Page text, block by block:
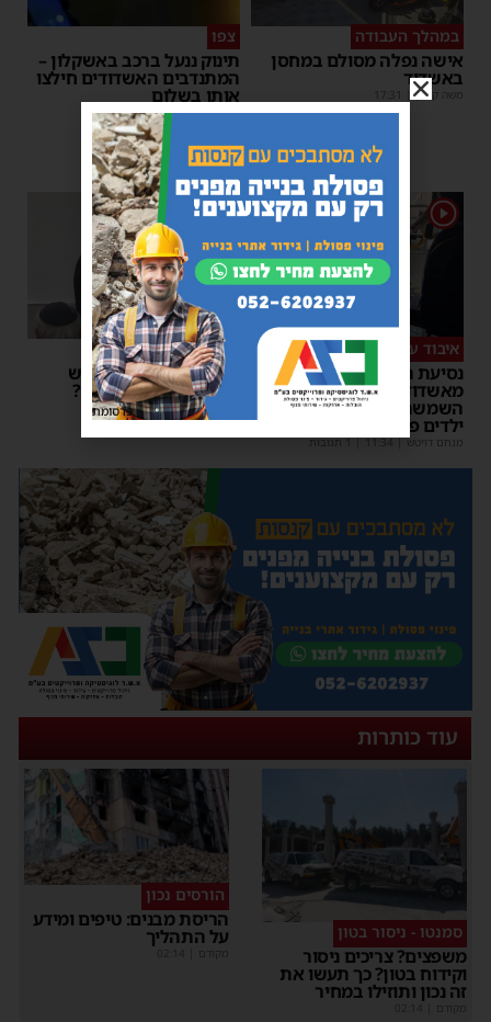
במהלך העבודה
אישה נפלה מסולם במחסן
באשדוד
משה קאהן 17:31
צפו
תינוק ננעל ברכב באשקלון –
המתנדבים האשדודים חילצו
אותו בשלום
משה קאהן |
11:53
1
איבוד עשתונות
נסיעת האימים באוטובוס
מאשדוד: הנהג ניפץ את
השמשה לעיני הנוסעים –
ילדים פרצו בבכי
מנחם דויטש |
11:34 | 1 תגובות
1
צפו
על מה שוחחו מ"מ ראש
העיר והחיד"א אברג׳ל?
יוסי יחזקאלי |
23:37
עוד כותרות
סמנטו - ניסור בטון
משפצים? צריכים ניסור
וקידוח בטון? כך תעשו את
זה נכון ותוזילו במחיר
מקודם
הורסים נכון
הריסת מבנים: טיפים ומידע
על התהליך
מקודם
פרסומת